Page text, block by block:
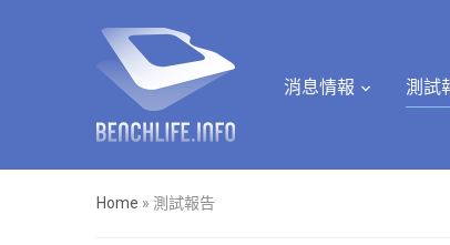
消息情報 測試
Home » 測試報告